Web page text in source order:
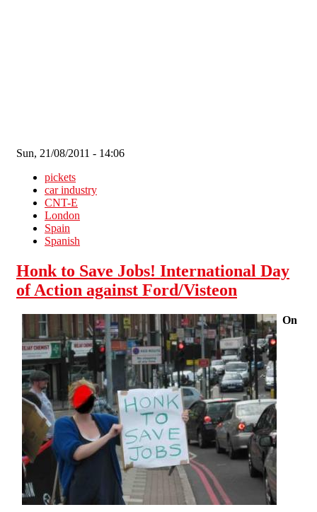
Sun, 21/08/2011 - 14:06
pickets
car industry
CNT-E
London
Spain
Spanish
Honk to Save Jobs! International Day
of Action against Ford/Visteon
On